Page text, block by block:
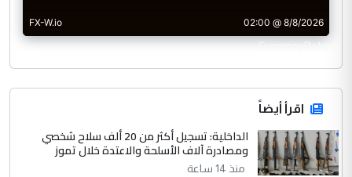
CurrencyRate
اقرأ أيضاً
الداخلية: تسجيل أكثر من 20 ألف سلاح شخصي
ومصادرة آلاف الأسلحة والاعتدة خلال تموز
منذ 14 ساعة